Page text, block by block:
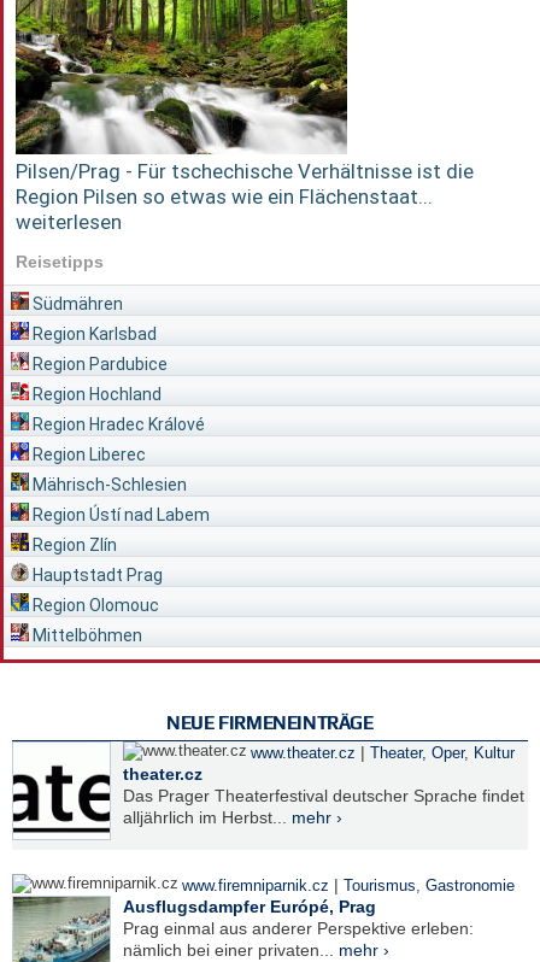
Pilsen/Prag - Für tschechische Verhältnisse ist die
Region Pilsen so etwas wie ein Flächenstaat...
weiterlesen
Reisetipps
Südmähren
Region Karlsbad
Region Pardubice
Region Hochland
Region Hradec Králové
Region Liberec
Mährisch-Schlesien
Region Ústí nad Labem
Region Zlín
Hauptstadt Prag
Region Olomouc
Mittelböhmen
NEUE FIRMENEINTRÄGE
www.theater.cz | Theater, Oper, Kultur
theater.cz
Das Prager Theaterfestival deutscher Sprache findet
alljährlich im Herbst... mehr ›
www.firemniparnik.cz | Tourismus, Gastronomie
Ausflugsdampfer Európé, Prag
Prag einmal aus anderer Perspektive erleben:
nämlich bei einer privaten... mehr ›